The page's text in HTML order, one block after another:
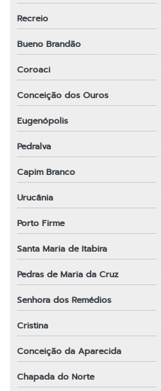
Recreio
Bueno Brandão
Coroaci
Conceição dos Ouros
Eugenópolis
Pedralva
Capim Branco
Urucânia
Porto Firme
Santa Maria de Itabira
Pedras de Maria da Cruz
Senhora dos Remédios
Cristina
Conceição da Aparecida
Chapada do Norte